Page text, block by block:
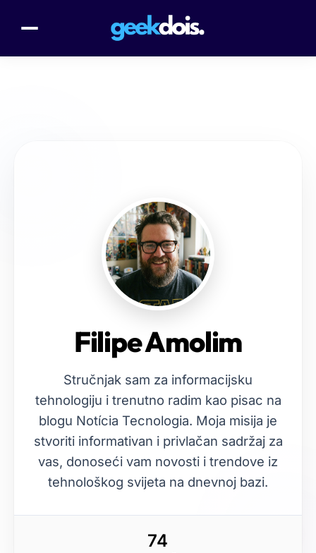
Filipe Amolim
Stručnjak sam za informacijsku
tehnologiju i trenutno radim kao pisac na
blogu Notícia Tecnologia. Moja misija je
stvoriti informativan i privlačan sadržaj za
vas, donoseći vam novosti i trendove iz
tehnološkog svijeta na dnevnoj bazi.
74